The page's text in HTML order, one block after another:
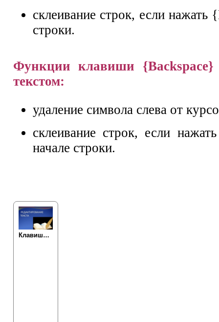
склеивание строк, если нажать
строки.
Функции клавиши {Backspace}
текстом:
удаление символа слева от
склеивание строк, если
начале строки.